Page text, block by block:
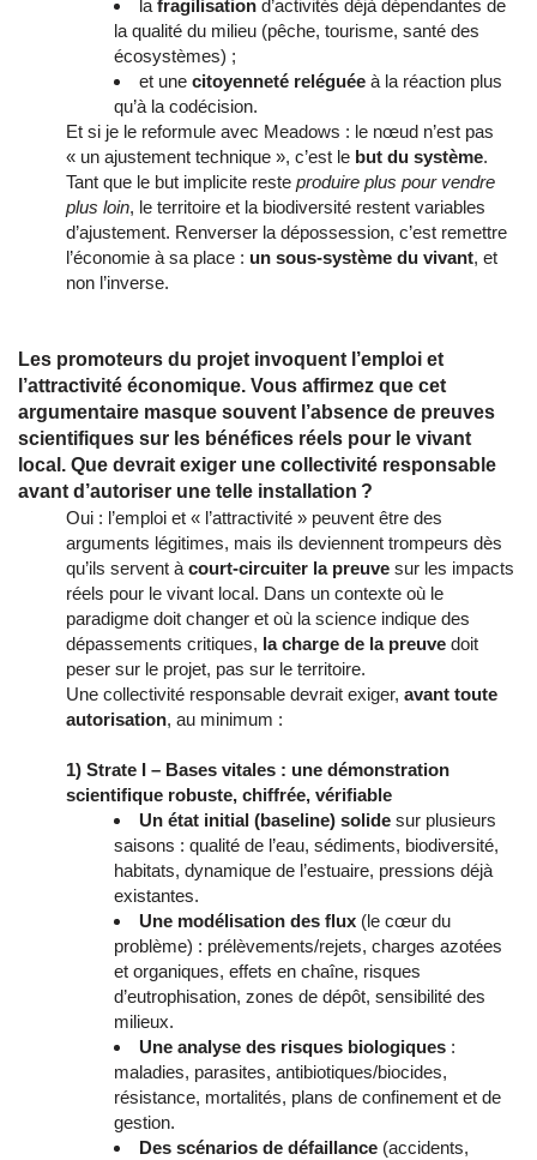
la fragilisation d’activités déjà dépendantes de
la qualité du milieu (pêche, tourisme, santé des
écosystèmes) ;
et une citoyenneté reléguée à la réaction plus
qu’à la codécision.
Et si je le reformule avec Meadows : le nœud n’est pas
« un ajustement technique », c’est le but du système.
Tant que le but implicite reste produire plus pour vendre
plus loin, le territoire et la biodiversité restent variables
d’ajustement. Renverser la dépossession, c’est remettre
l’économie à sa place : un sous-système du vivant, et
non l’inverse.
Les promoteurs du projet invoquent l’emploi et
l’attractivité économique. Vous affirmez que cet
argumentaire masque souvent l’absence de preuves
scientifiques sur les bénéfices réels pour le vivant
local. Que devrait exiger une collectivité responsable
avant d’autoriser une telle installation ?
Oui : l’emploi et « l’attractivité » peuvent être des
arguments légitimes, mais ils deviennent trompeurs dès
qu’ils servent à court-circuiter la preuve sur les impacts
réels pour le vivant local. Dans un contexte où le
paradigme doit changer et où la science indique des
dépassements critiques, la charge de la preuve doit
peser sur le projet, pas sur le territoire.
Une collectivité responsable devrait exiger, avant toute
autorisation, au minimum :
1) Strate I – Bases vitales : une démonstration
scientifique robuste, chiffrée, vérifiable
Un état initial (baseline) solide sur plusieurs
saisons : qualité de l’eau, sédiments, biodiversité,
habitats, dynamique de l’estuaire, pressions déjà
existantes.
Une modélisation des flux (le cœur du
problème) : prélèvements/rejets, charges azotées
et organiques, effets en chaîne, risques
d’eutrophisation, zones de dépôt, sensibilité des
milieux.
Une analyse des risques biologiques :
maladies, parasites, antibiotiques/biocides,
résistance, mortalités, plans de confinement et de
gestion.
Des scénarios de défaillance (accidents,